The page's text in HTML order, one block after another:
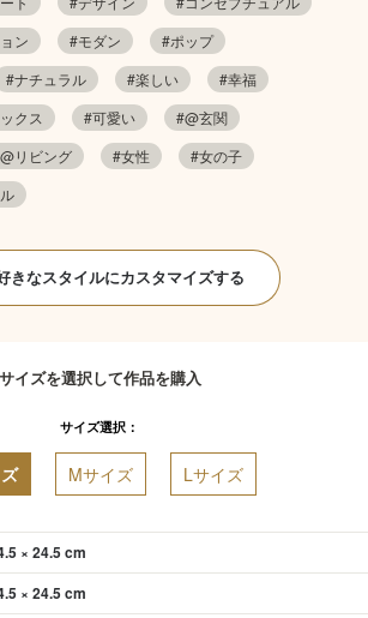
ン #モダン
#ポップ
#ナチュラル #楽しい
#幸福
クス #可愛い
#@玄関
リビング #女性
#女の子
きなスタイルにカスタマイズする
サイズを選択して作品を購入
サイズ選択：
Mサイズ Lサイズ
× 24.5 cm
× 24.5 cm